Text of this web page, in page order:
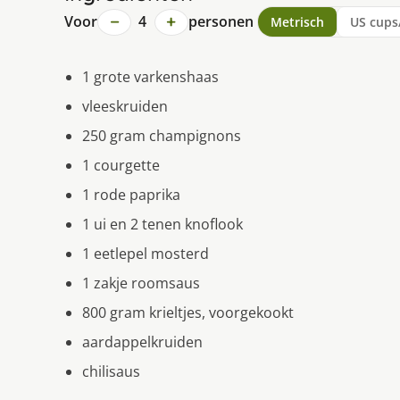
Voor − 4 + personen Metrisch US
1 grote varkenshaas
vleeskruiden
250 gram champignons
1 courgette
1 rode paprika
1 ui en 2 tenen knoflook
1 eetlepel mosterd
1 zakje roomsaus
800 gram krieltjes, voorgekookt
aardappelkruiden
chilisaus